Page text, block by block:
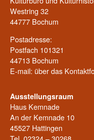
Westring 32
44777 Bochum
Postadresse:
Postfach 101321
44713 Bochum
E-mail: über das
Ausstellungsraum
Haus Kemnade
An der Kemnade 10
45527 Hattingen